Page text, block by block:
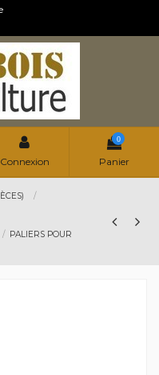
Connexion
0
Panier
PALIERS POUR